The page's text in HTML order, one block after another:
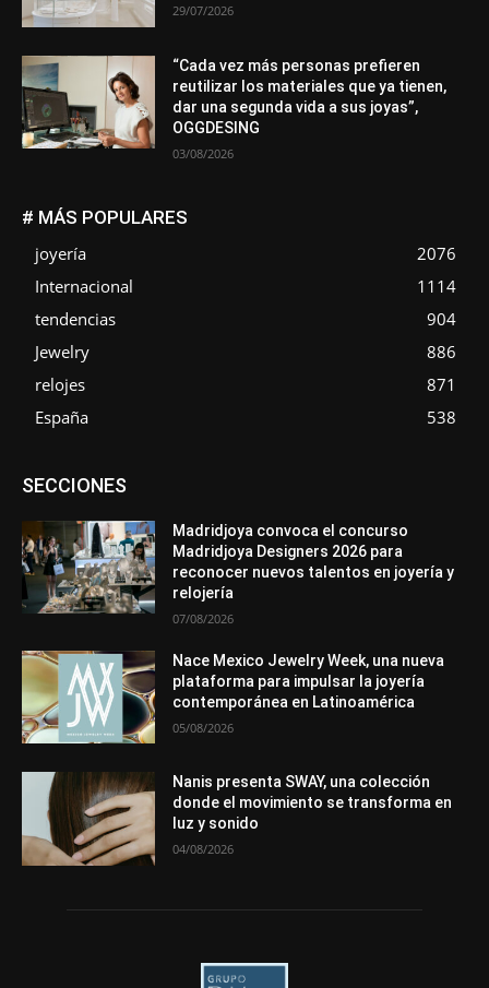
29/07/2026
“Cada vez más personas prefieren
reutilizar los materiales que ya tienen,
dar una segunda vida a sus joyas”,
OGGDESING
03/08/2026
# MÁS POPULARES
joyería
2076
Internacional
1114
tendencias
904
Jewelry
886
relojes
871
España
538
SECCIONESAsociaciones
Entrevistas
Mundo Técnico
Novedades Opiniones
Perspectiva
Premios
Secciones Sin categoría
Más
Madridjoya convoca el concurso
Madridjoya Designers 2026 para
reconocer nuevos talentos en joyería y
relojería
07/08/2026
Nace Mexico Jewelry Week, una nueva
plataforma para impulsar la joyería
contemporánea en Latinoamérica
05/08/2026
Nanis presenta SWAY, una colección
donde el movimiento se transforma en
luz y sonido
04/08/2026